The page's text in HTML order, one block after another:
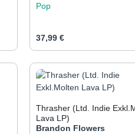
ein oder
den
Pop
Regulärer Preis:
37,99 €
Produkt
Thrasher (Ltd. Indie Exkl.Molten
Lava LP)
Brandon Flowers